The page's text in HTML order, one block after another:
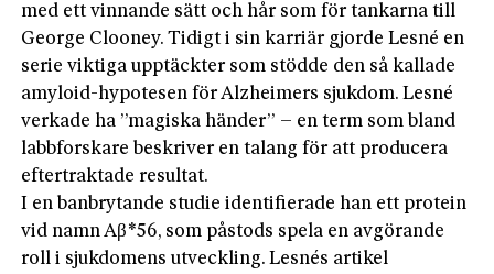
med ett vinnande sätt och hår som för tankarna till
George Clooney. Tidigt i sin karriär gjorde Lesné en
serie viktiga upptäckter som stödde den så kallade
amyloid-hypotesen för Alzheimers sjukdom. Lesné
verkade ha ”magiska händer” – en term som bland
labbforskare beskriver en talang för att producera
eftertraktade resultat.
I en banbrytande studie identifierade han ett protein
vid namn Aβ*56, som påstods spela en avgörande
roll i sjukdomens utveckling. Lesnés artikel